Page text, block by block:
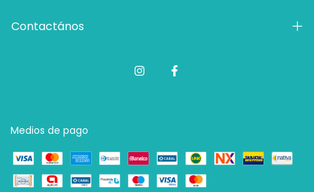
Contactános
Medios de pago